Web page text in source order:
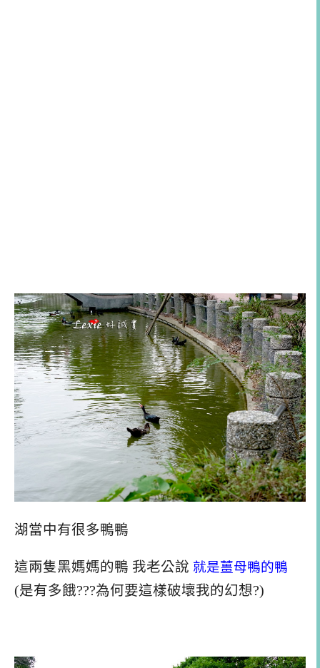
湖當中有很多鴨鴨
這兩隻黑媽媽的鴨 我老公說 就是薑母鴨的鴨
(是有多餓???為何要這樣破壞我的幻想?)